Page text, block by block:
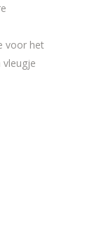
voor het
vleugje